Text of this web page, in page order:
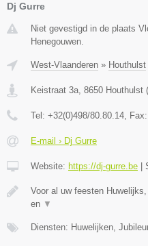
Dj Gurre
Niet gevestigd in de plaats
Henegouwen.
West-Vlaanderen » Houthulst
Keistraat 3a, 8650 Houthulst (
Tel: +32(0)498/80.80.14, Fax:
E-mail › Dj Gurre
Website: https://dj-gurre.be
Voor al uw feesten
en ▼
Diensten: Huwelijken,